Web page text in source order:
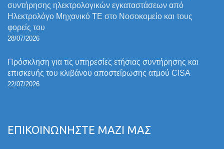
συντήρησης ηλεκτρολογικών εγκαταστάσεων από
Ηλεκτρολόγο Μηχανικό ΤΕ στο Νοσοκομείο και τους
φορείς του
28/07/2026
Πρόσκληση για τις υπηρεσίες ετήσιας συντήρησης και
επισκευής του κλιβάνου αποστείρωσης ατμού CISA
22/07/2026
ΕΠΙΚΟΙΝΩΝΗΣΤΕ ΜΑΖΙ ΜΑΣ